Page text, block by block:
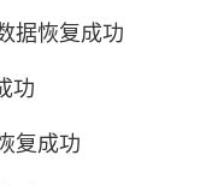
据恢复成功
功
复成功